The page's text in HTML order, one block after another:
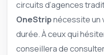
circuits d’agences
OneStripnécessite un
durée. À ceux qui
conseillera de